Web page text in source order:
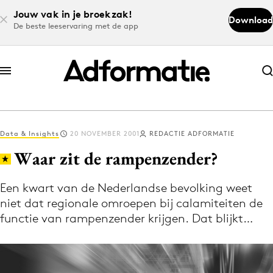
Jouw vak in je broekzak!
De beste leeservaring met de app
Download
Abonneer nu
Abonneer nu
Log in
Download de app
Volg het laatste nieuws via de Adformatie
Nieuws app
Data & Insights 20 NOVEMBER 2001 REDACTIE ADFORMATIE
Waar zit de rampenzender?
Een kwart van de Nederlandse bevolking weet
niet dat regionale omroepen bij calamiteiten de
functie van rampenzender krijgen. Dat blijkt…